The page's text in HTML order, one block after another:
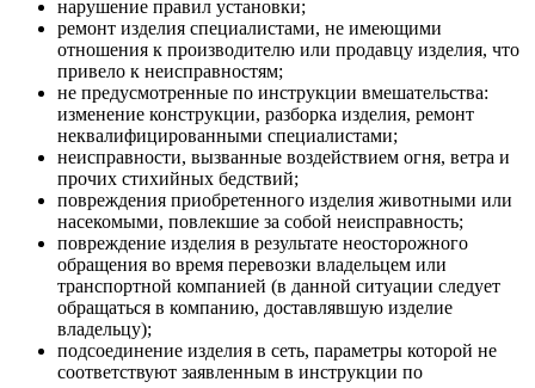
нарушение правил установки;
ремонт изделия специалистами, не имеющими
отношения к производителю или продавцу изделия, что
привело к неисправностям;
не предусмотренные по инструкции вмешательства:
изменение конструкции, разборка изделия, ремонт
неквалифицированными специалистами;
неисправности, вызванные воздействием огня, ветра и
прочих стихийных бедствий;
повреждения приобретенного изделия животными или
насекомыми, повлекшие за собой неисправность;
повреждение изделия в результате неосторожного
обращения во время перевозки владельцем или
транспортной компанией (в данной ситуации следует
обращаться в компанию, доставлявшую изделие
владельцу);
подсоединение изделия в сеть, параметры которой не
соответствуют заявленным в инструкции по